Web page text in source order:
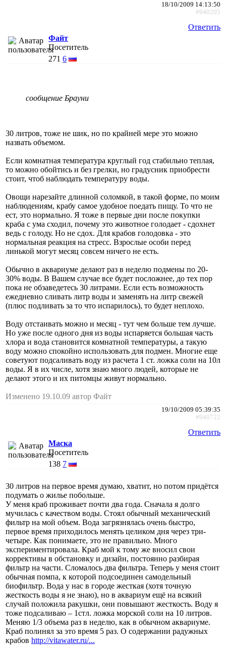
18/10/2009 14:13:50
#940205
Ответить
Файт
Посетитель
271 6
сообщение Брауни
30 литров, тоже не шик, но по крайней мере это можно
назвать объемом.
Если комнатная температура круглый год стабильно теплая,
то можно обойтись и без грелки, но градусник приобрести
стоит, чтоб наблюдать температуру воды.
Овощи нарезайте длинной соломкой, в такой форме, по моим
наблюдениям, крабу самое удобное поедать пищу. То что не
ест, это нормально. Я тоже в первые дни после покупки
краба с ума сходил, почему это животное голодает - сдохнет
ведь с голоду. Но не сдох. Для крабов голодовка - это
нормальная реакция на стресс. Взрослые особи перед
линькой могут месяц совсем ничего не есть.
Обычно в аквариуме делают раз в неделю подмены по 20-
30% воды. В Вашем случае все будет посложнее, до тех пор
пока не обзаведетесь 30 литрами. Если есть возможность
ежедневно сливать литр воды и заменять на литр свежей
(плюс подливать за то что испарилось), то будет неплохо.
Воду отстаивать можно и месяц - тут чем больше тем лучше.
Но уже после одного дня из воды испаряется большая часть
хлора и вода становится комнатной температуры, а такую
воду можно спокойно использовать для подмен. Многие еще
советуют подсаливать воду из расчета 1 ст. ложка соли на 10л
воды. Я в их числе, хотя знаю много людей, которые не
делают этого и их питомцы живут нормально.
Изменено 19.10.09 автор Файт
19/10/2009 05:39:35
#940722
Ответить
Маска
Посетитель
138 7
30 литров на первое время думаю, хватит, но потом придётся
подумать о жилье побольше.
У меня краб проживает почти два года. Сначала я долго
мучилась с качеством воды. Стоял обычный механический
фильтр на мой объем. Вода загрязнялась очень быстро,
первое время приходилось менять целиком дня через три-
четыре. Как понимаете, это не правильно. Много
экспериментировала. Краб мой к тому же вносил свои
коррективы в обстановку и дизайн, постоянно разбирая
фильтр на части. Сломалось два фильтра. Теперь у меня стоит
обычная помпа, к которой подсоединен самодельный
биофильтр. Вода у нас в городе жесткая (хотя точную
жесткость воды я не знаю), но в аквариум ещё на всякий
случай положила ракушки, они повышают жесткость. Воду я
тоже подсаливаю – 1стл. ложка морской соли на 10 литров.
Меняю 1/3 объема раз в неделю, как в обычном аквариуме.
Краб полинял за это время 5 раз. О содержании радужных
крабов http://vitawater.ru/...